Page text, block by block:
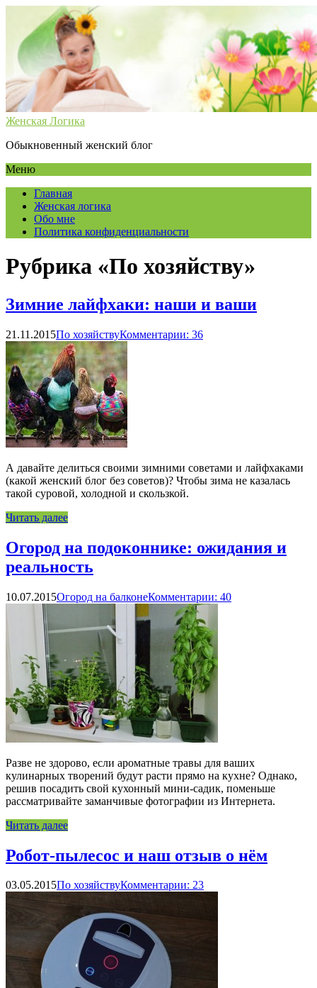
Женская Логика
Обыкновенный женский блог
Меню
Главная
Женская логика
Обо мне
Политика конфиденциальности
Рубрика «По хозяйству»
Зимние лайфхаки: наши и ваши
21.11.2015По хозяйствуКомментарии: 36
А давайте делиться своими зимними советами и лайфхаками
(какой женский блог без советов)? Чтобы зима не казалась
такой суровой, холодной и скользкой.
Читать далее
Огород на подоконнике: ожидания и
реальность
10.07.2015Огород на балконеКомментарии: 40
Разве не здорово, если ароматные травы для ваших
кулинарных творений будут расти прямо на кухне? Однако,
решив посадить свой кухонный мини-садик, поменьше
рассматривайте заманчивые фотографии из Интернета.
Читать далее
Робот-пылесос и наш отзыв о нём
03.05.2015По хозяйствуКомментарии: 23